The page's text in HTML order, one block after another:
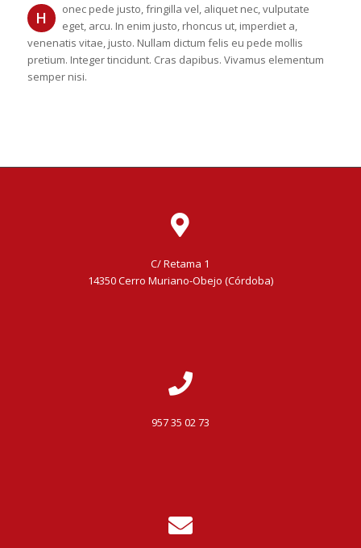
H
onec pede justo, fringilla vel, aliquet nec, vulputate
eget, arcu. In enim justo, rhoncus ut, imperdiet a,
venenatis vitae, justo. Nullam dictum felis eu pede mollis
pretium. Integer tincidunt. Cras dapibus. Vivamus elementum
semper nisi.
C/ Retama 1
14350 Cerro Muriano-Obejo (Córdoba)
957 35 02 73